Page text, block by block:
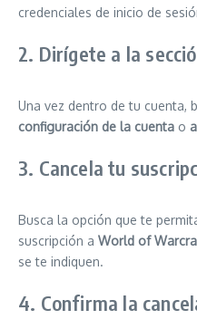
credenciales de inicio de
2. Dirígete a la
Una vez dentro de tu cuenta,
configuración de la cuenta o
3. Cancela tu
Busca la opción que te
suscripción a World of
se te indiquen.
4. Confirma la